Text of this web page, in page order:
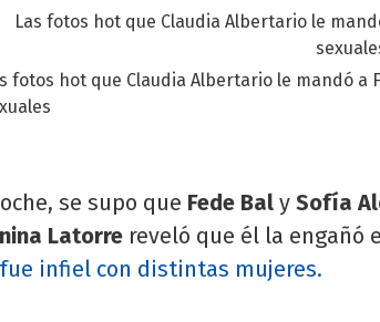
fotos hot que Claudia Albertario le mandó a
se supo que Fede Bal y Sofía
Latorre reveló que él la engañó
infiel con distintas mujeres.